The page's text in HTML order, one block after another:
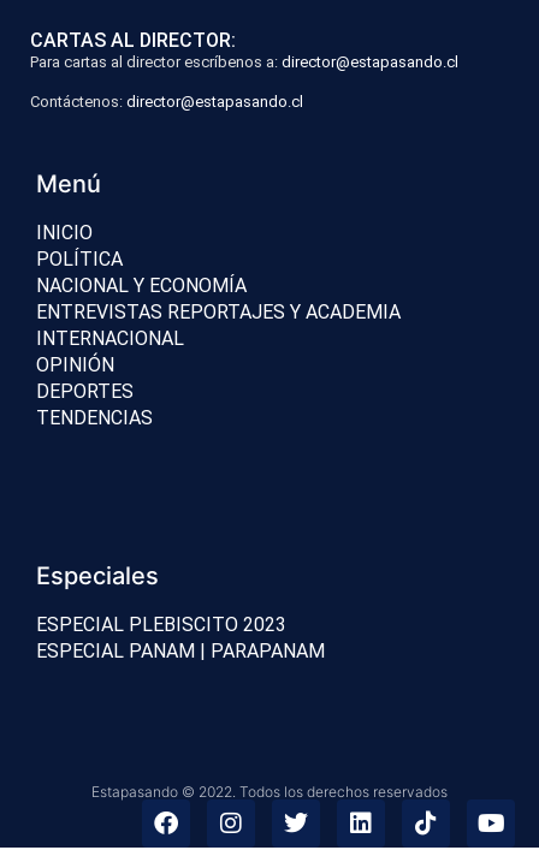
CARTAS AL DIRECTOR:
Para cartas al director escríbenos a: director@estapasando.cl
Contáctenos: director@estapasando.cl
Menú
INICIO
POLÍTICA
NACIONAL Y ECONOMÍA
ENTREVISTAS REPORTAJES Y ACADEMIA
INTERNACIONAL
OPINIÓN
DEPORTES
TENDENCIAS
Especiales
ESPECIAL PLEBISCITO 2023
ESPECIAL PANAM | PARAPANAM
Estapasando © 2022. Todos los derechos reservados